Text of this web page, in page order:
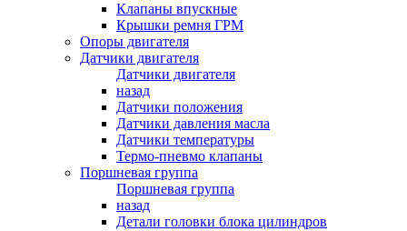
Клапаны впускные
Крышки ремня ГРМ
Опоры двигателя
Датчики двигателя
Датчики двигателя
назад
Датчики положения
Датчики давления масла
Датчики температуры
Термо-пневмо клапаны
Поршневая группа
Поршневая группа
назад
Детали головки блока цилиндров